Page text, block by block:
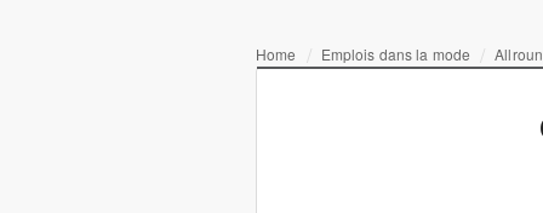
Home Emplois dans la mode